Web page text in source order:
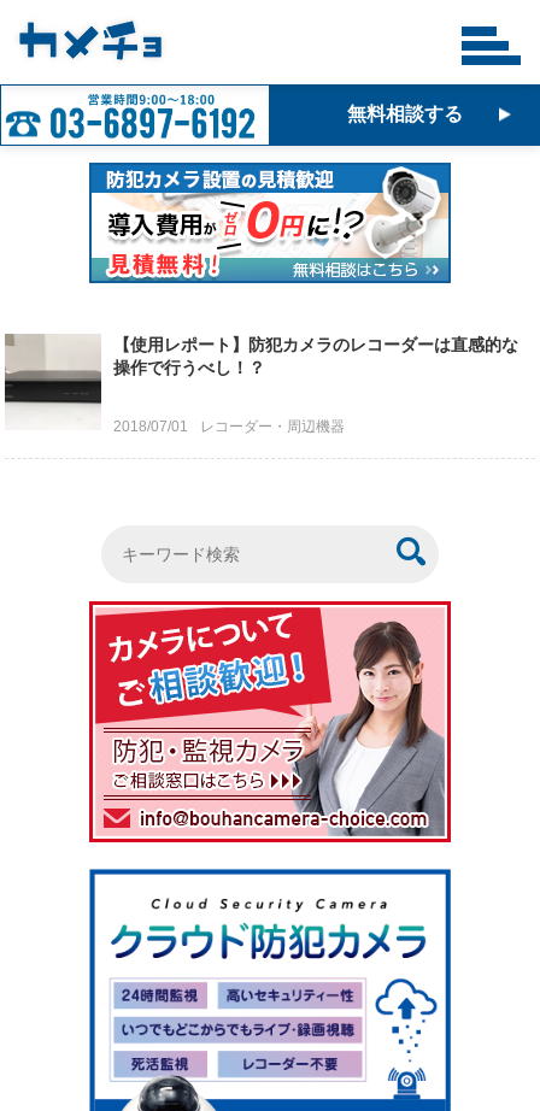
無料相談する
【使用レポート】防犯カメラのレコーダーは直感的な
操作で行うべし！？
2018/07/01 レコーダー・周辺機器